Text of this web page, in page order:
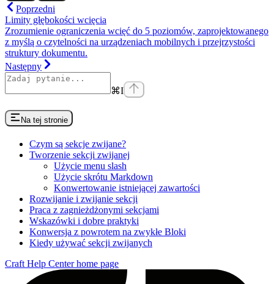
Poprzedni
Limity głębokości wcięcia
Zrozumienie ograniczenia wcięć do 5 poziomów, zaprojektowanego
z myślą o czytelności na urządzeniach mobilnych i przejrzystości
struktury dokumentu.
Następny
⌘I
Na tej stronie
Czym są sekcje zwijane?
Tworzenie sekcji zwijanej
Użycie menu slash
Użycie skrótu Markdown
Konwertowanie istniejącej zawartości
Rozwijanie i zwijanie sekcji
Praca z zagnieżdżonymi sekcjami
Wskazówki i dobre praktyki
Konwersja z powrotem na zwykłe Bloki
Kiedy używać sekcji zwijanych
Craft Help Centerhome page